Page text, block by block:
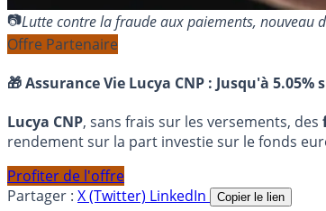
Lutte contre la fraude aux paiements, nouveau
Offre Partenaire
🎁 Assurance Vie Lucya CNP : Jusqu'à 5.05%
Lucya CNP, sans frais sur les versements, des
rendement sur la part investie sur le fonds
Profiter de l'offre
Partager : X (Twitter) LinkedIn Copier le lien